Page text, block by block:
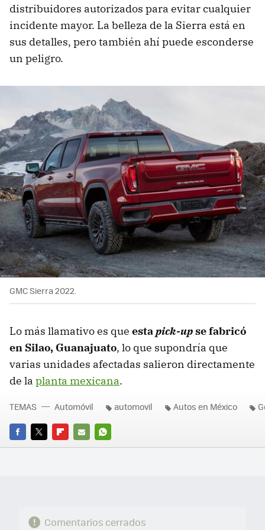
distribuidores autorizados para evitar cualquier
incidente mayor. La belleza de la Sierra está en
sus detalles, pero también ahí puede esconderse
un peligro.
GMC Sierra 2022.
Lo más llamativo es que estapick-upse fabricó
en Silao, Guanajuato, lo que supondría que
varias unidades afectadas salieron directamente
de la planta mexicana.
FACEBOOK
TWITTERFLIPBOARD
E-
WHATSAPP
TEMAS Automóvil automovil Autos en México
Comentarios cerrados